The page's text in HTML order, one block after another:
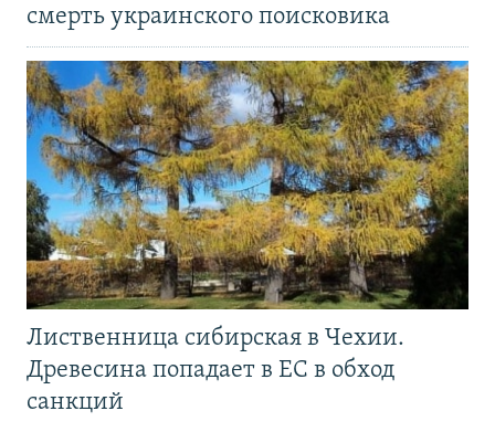
смерть украинского поисковика
Лиственница сибирская в Чехии.
Древесина попадает в ЕС в обход
санкций